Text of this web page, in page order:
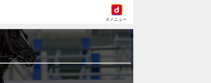
dメニュー